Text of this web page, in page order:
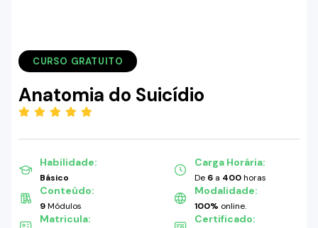
CURSO GRATUITO
Anatomia do Suicídio
Habilidade:
Básico
Carga Horária:
De 6 a 400horas
Conteúdo:
9Módulos
Modalidade:
100% online.
Matricula: Certificado: